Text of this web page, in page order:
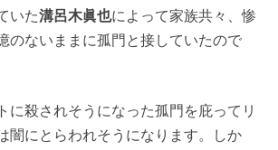
いた溝呂木眞也によって家族共々、惨
のないままに孤門と接していたので
に殺されそうになった孤門を庇ってリ
闇にとらわれそうになります。しか